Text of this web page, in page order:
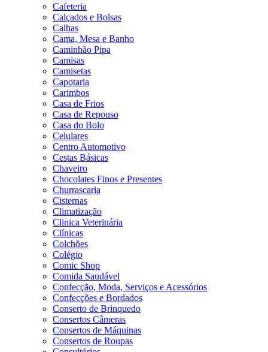
Cafeteria
Calçados e Bolsas
Calhas
Cama, Mesa e Banho
Caminhão Pipa
Camisas
Camisetas
Capotaria
Carimbos
Casa de Frios
Casa de Repouso
Casa do Bolo
Celulares
Centro Automotivo
Cestas Básicas
Chaveiro
Chocolates Finos e Presentes
Churrascaria
Cisternas
Climatização
Clinica Veterinária
Clínicas
Colchões
Colégio
Comic Shop
Comida Saudável
Confecção, Moda, Serviços e Acessórios
Confecções e Bordados
Conserto de Brinquedo
Consertos Câmeras
Consertos de Máquinas
Consertos de Roupas